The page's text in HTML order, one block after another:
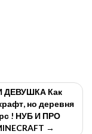
ДЕВУШКА Как
но деревня
! НУБ И ПРО
→